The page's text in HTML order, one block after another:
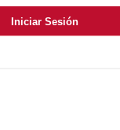
Iniciar Sesión